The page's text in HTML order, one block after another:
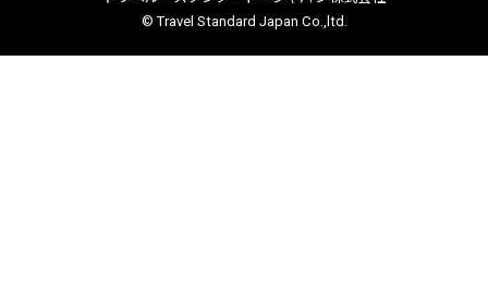
© Travel Standard Japan Co.,ltd.